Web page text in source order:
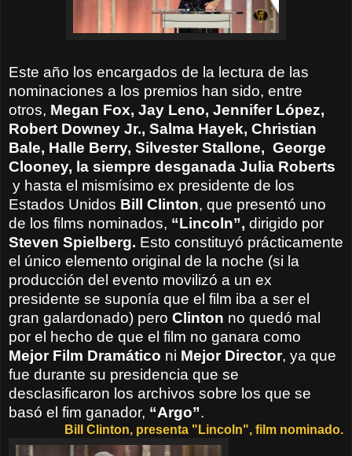
Este año los encargados de la lectura de las
nominaciones a los premios han sido, entre
otros, Megan Fox, Jay Leno, Jennifer López,
Robert Downey Jr., Salma Hayek, Christian
Bale, Halle Berry, Silvester Stallone, George
Clooney, la siempre desganada Julia Roberts
y hasta el mismísimo ex presidente de los
Estados Unidos Bill Clinton, que presentó uno
de los films nominados, “Lincoln”, dirigido por
Steven Spielberg. Esto constituyó prácticamente
el único elemento original de la noche (si la
producción del evento movilizó a un ex
presidente se suponía que el film iba a ser el
gran galardonado) pero Clinton no quedó mal
por el hecho de que el film no ganara como
Mejor Film Dramático ni Mejor Director, ya que
fue durante su presidencia que se
desclasificaron los archivos sobre los que se
basó el fim ganador, “Argo”.
Bill Clinton, presenta "Lincoln", film nominado.